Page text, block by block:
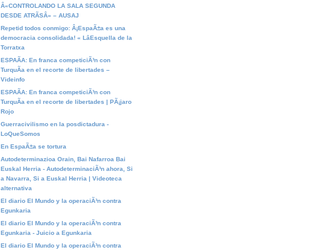
Â«CONTROLANDO LA SALA SEGUNDA
DESDE ATRÃSÂ» – AUSAJ
Repetid todos conmigo: Â¡EspaÃ±a es una
democracia consolidada! « LâEsquella de la
Torratxa
ESPAÃA: En franca competiciÃ³n con
TurquÃ­a en el recorte de libertades –
Videinfo
ESPAÃA: En franca competiciÃ³n con
TurquÃ­a en el recorte de libertades | PÃ¡jaro
Rojo
Guerracivilismo en la posdictadura -
LoQueSomos
En EspaÃ±a se tortura
Autodeterminazioa Orain, Bai Nafarroa Bai
Euskal Herria - AutodeterminaciÃ³n ahora, Si
a Navarra, Si a Euskal Herria | Videoteca
alternativa
El diario El Mundo y la operaciÃ³n contra
Egunkaria
El diario El Mundo y la operaciÃ³n contra
Egunkaria - Juicio a Egunkaria
El diario El Mundo y la operaciÃ³n contra